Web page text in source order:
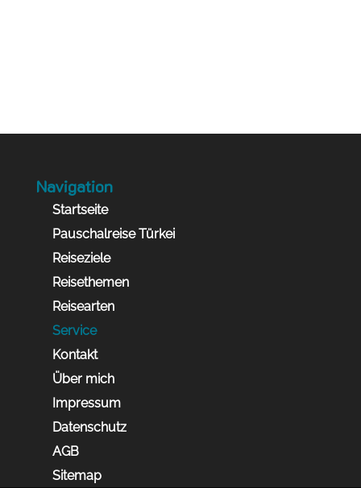
Navigation
Startseite
Pauschalreise Türkei
Reiseziele
Reisethemen
Reisearten
Service
Kontakt
Über mich
Impressum
Datenschutz
AGB
Sitemap